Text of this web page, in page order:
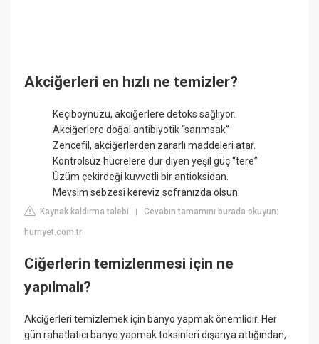
Akciğerleri en hızlı ne temizler?
Keçiboynuzu, akciğerlere detoks sağlıyor.
Akciğerlere doğal antibiyotik “sarımsak”
Zencefil, akciğerlerden zararlı maddeleri atar.
Kontrolsüz hücrelere dur diyen yeşil güç “tere”
Üzüm çekirdeği kuvvetli bir antioksidan.
Mevsim sebzesi kereviz sofranızda olsun.
Kaynak kaldırma talebi |Cevabın tamamını burada okuyun:
hurriyet.com.tr
Ciğerlerin temizlenmesi için ne
yapılmalı?
Akciğerleri temizlemek için banyo yapmak önemlidir. Her
gün rahatlatıcı banyo yapmak toksinleri dışarıya attığından,